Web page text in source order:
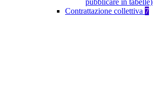
pubblicare in tabelle)
Contrattazione collettiva 7